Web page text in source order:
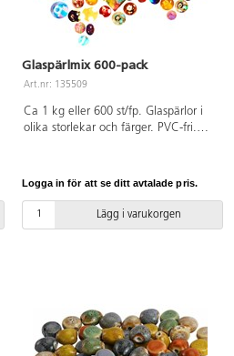
Glaspärlmix 600-pack
Art.nr: 135509
Ca 1 kg eller 600 st/fp. Glaspärlor i
olika storlekar och färger. PVC-fri.
Logga in för att se ditt avtalade pris.
Lägg i varukorgen